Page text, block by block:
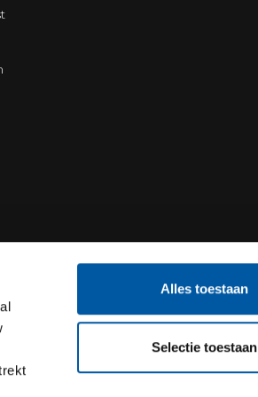
Alles toestaan
Selectie toestaan